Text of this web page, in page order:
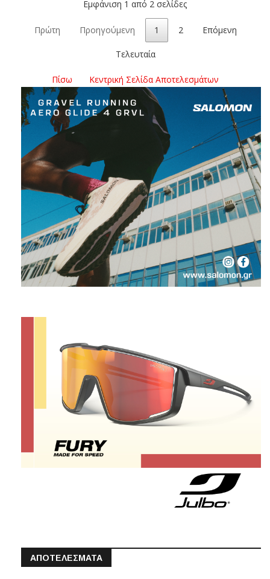
Εμφάνιση 1 από 2 σελίδες
Πρώτη Προηγούμενη 1 2 Επόμενη
Τελευταία
Πίσω Κεντρική Σελίδα Αποτελεσμάτων
ΑΠΟΤΕΛΕΣΜΑΤΑ